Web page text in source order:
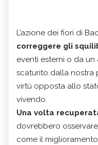
L’azione dei fiori di
correggere gli
eventi esterni o da
scaturito dalla nostra
virtù opposta allo
vivendo.
Una volta
dovrebbero
come il